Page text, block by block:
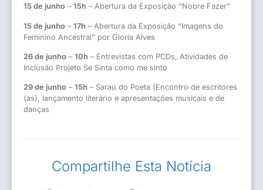
15 de junho – 15h – Abertura da Exposição “Nobre Fazer”
15 de junho – 17h – Abertura da Exposição “Imagens do
Feminino Ancestral” por Gloria Alves
26 de junho – 10h – Entrevistas com PCDs, Atividades de
Inclusão Projeto Se Sinta como me sinto
29 de junho – 15h – Sarau do Poeta (Encontro de escritores
(as), lançamento literário e apresentações musicais e de
danças
Compartilhe Esta Notícia